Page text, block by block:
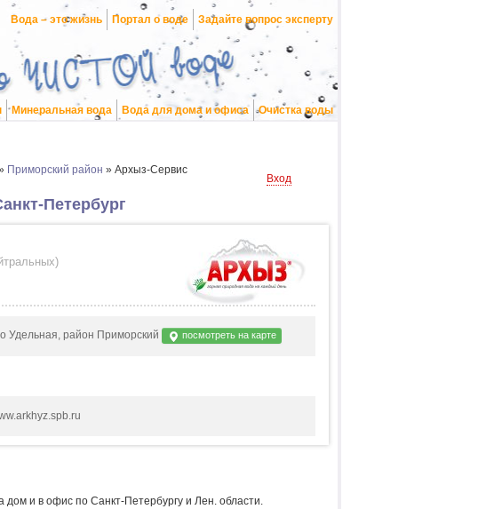
Вода – это жизнь Портал о воде Задайте вопрос эксперту
Минеральная вода Вода для дома и офиса Очистка воды
Приморский район » Архыз-Сервис
Вход
Петербург
)
Удельная, район Приморский посмотреть на карте
дом и в офис по Санкт-Петербургу и Лен. области.